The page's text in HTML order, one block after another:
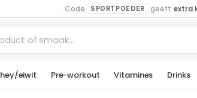
Code SPORTPOEDER geeft extra
of smaak…
eiwit Pre-workout Vitamines Drinks